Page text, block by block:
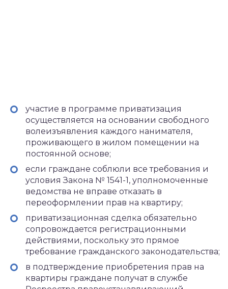
участие в программе приватизация
осуществляется на основании свободного
волеизъявления каждого нанимателя,
проживающего в жилом помещении на
постоянной основе;
если граждане соблюли все требования и
условия Закона № 1541-1, уполномоченные
ведомства не вправе отказать в
переоформлении прав на квартиру;
приватизационная сделка обязательно
сопровождается регистрационными
действиями, поскольку это прямое
требование гражданского законодательства;
в подтверждение приобретения прав на
квартиры граждане получат в службе